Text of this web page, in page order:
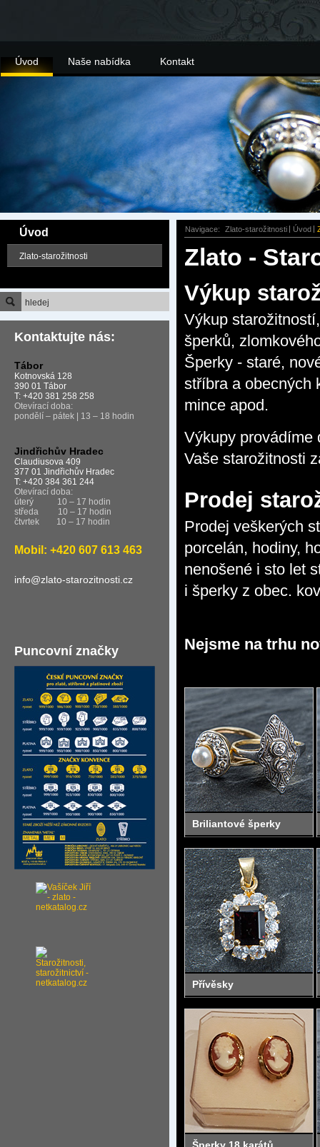
Úvod Naše nabídka Kontakt
Úvod
Zlato-starožitnosti
Kontaktujte nás:
Tábor
Kotnovská 128
390 01 Tábor
T: +420 381 258 258
Otevírací doba:
pondělí – pátek | 13 – 18 hodin
Jindřichův Hradec
Claudiusova 409
377 01 Jindřichův Hradec
T: +420 384 361 244
Otevírací doba:
úterý 10 – 17 hodin
středa 10 – 17 hodin
čtvrtek 10 – 17 hodin
Mobil: +420 607 613 463
info@zlato-starozitnosti.cz
Puncovní značky
Navigace: Zlato-starožitnosti Úvod
Zlato -
Výkup
Výkup
šperků,
Šperky - staré,
stříbra a obecných
mince apod.
Výkupy provádíme
Vaše starožitnosti
Prodej
Prodej veškerých
porcelán, hodiny,
nenošené i sto let
i šperky z obec.
Nejsme na trhu
Briliantové šperky
Přívěsky